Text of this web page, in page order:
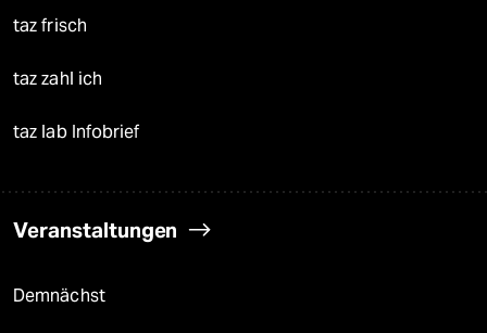
taz frisch
taz zahl ich
taz lab Infobrief
Veranstaltungen
Demnächst